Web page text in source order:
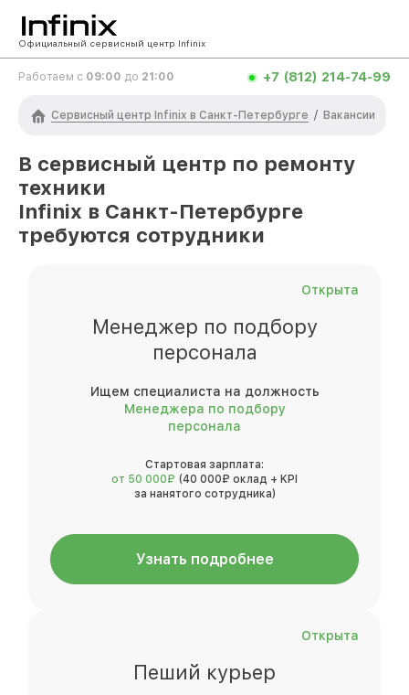
Официальный сервисный центр Infinix
Работаем с 09:00 до 21:00 +7 (812) 214-74-99
Сервисный центр Infinix в Санкт-Петербурге / Вакансии
В сервисный центр по ремонту
техники
Infinix в Санкт-Петербурге
требуются сотрудники
Открыта
Менеджер по подбору
персонала
Ищем специалиста на должность
Менеджера по подбору
персонала
Стартовая зарплата:
от 50 000₽ (40 000₽ оклад + KPI
за нанятого сотрудника)
Узнать подробнее
Открыта
Пеший курьер